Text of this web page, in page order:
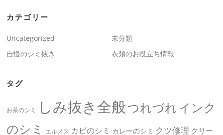
カテゴリー
Uncategorized
未分類
自慢のシミ抜き
衣類のお役立ち情報
タグ
お茶のシミ しみ抜き全般つれづれ インク
のシミ
エルメス カビのシミ カレーのシミ クツ修理 クリー